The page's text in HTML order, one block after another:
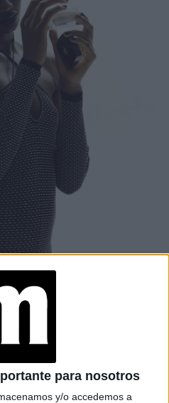
para nosotros
y/o accedemos a
Clarins.